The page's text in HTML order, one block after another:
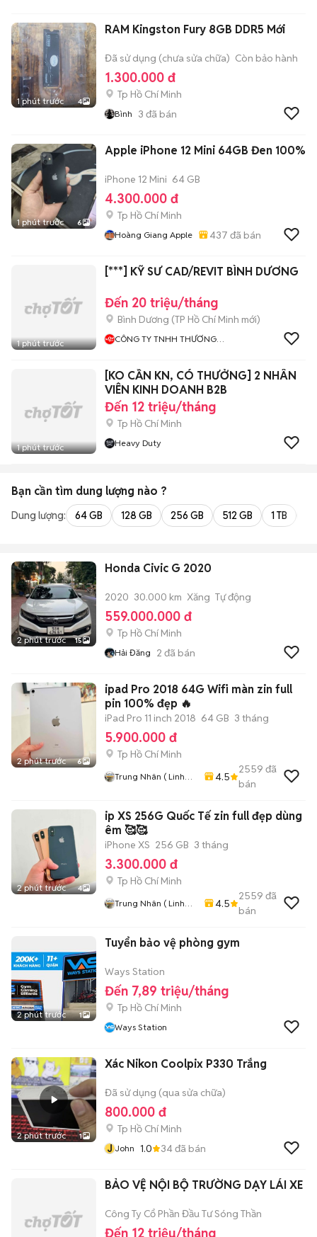
1 phút trước 4
RAM Kingston Fury 8GB DDR5 Mới
Đã sử dụng (chưa sửa chữa) Còn bảo hành
1.300.000 đ
Tp Hồ Chí Minh
Bình 3 đã bán
1 phút trước 6
Apple iPhone 12 Mini 64GB Đen 100%
iPhone 12 Mini 64 GB
4.300.000 đ
Tp Hồ Chí Minh
Hoàng Giang Apple 437 đã bán
1 phút trước
[***] KỸ SƯ CAD/REVIT BÌNH DƯƠNG
Đến 20 triệu/tháng
Bình Dương (TP Hồ Chí Minh mới)
CÔNG TY TNHH THƯƠNG
1 phút trước
[KO CẦN KN, CÓ THƯỞNG] 2 NHÂN
VIÊN KINH DOANH B2B
Đến 12 triệu/tháng
Tp Hồ Chí Minh
Heavy Duty
Bạn cần tìm dung lượng nào ?
Dung lượng: 64 GB 128 GB 256 GB 512 GB 1 TB
2 phút trước 15
Honda Civic G 2020
2020 30.000 km Xăng Tự động
559.000.000 đ
Tp Hồ Chí Minh
Hải Đăng 2 đã bán
2 phút trước 6
ipad Pro 2018 64G Wifi màn zin full
pin 100% đẹp 🔥
iPad Pro 11 inch 2018 64 GB 3 tháng
5.900.000 đ
Tp Hồ Chí Minh
Trung Nhân ( Linh
4.5
2559 đã
bán
2 phút trước 4
ip XS 256G Quốc Tế zin full đẹp dùng
êm 🥰🥰
iPhone XS 256 GB 3 tháng
3.300.000 đ
Tp Hồ Chí Minh
Trung Nhân ( Linh
4.5
2559 đã
bán
2 phút trước 1
Tuyển bảo vệ phòng gym
Ways Station
Đến 7,89 triệu/tháng
Tp Hồ Chí Minh
Ways Station
2 phút trước 1
Xác Nikon Coolpix P330 Trắng
Đã sử dụng (qua sửa chữa)
800.000 đ
Tp Hồ Chí Minh
J John 1.0 34đã bán
BẢO VỆ NỘI BỘ TRƯỜNG DẠY LÁI XE
Công Ty Cổ Phần Đầu Tư Sóng Thần
Đến 12 triệu/tháng